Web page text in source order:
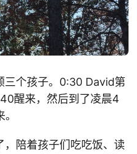
三个孩子。0:30 David第
醒来，然后到了凌晨4
，陪着孩子们吃吃饭、读